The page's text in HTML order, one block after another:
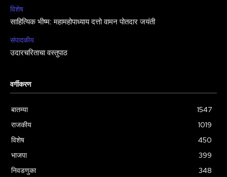
विशेष
साहित्यिक भीष्म: महामहोपाध्याय दत्तो वामन पोतदार जयंती
संपादकीय
उदारचरिताचा वस्तुपाठ
वर्गीकरण
बातम्या
1547
राजकीय
1019
विशेष
450
भाजपा
399
निवडणुका
348